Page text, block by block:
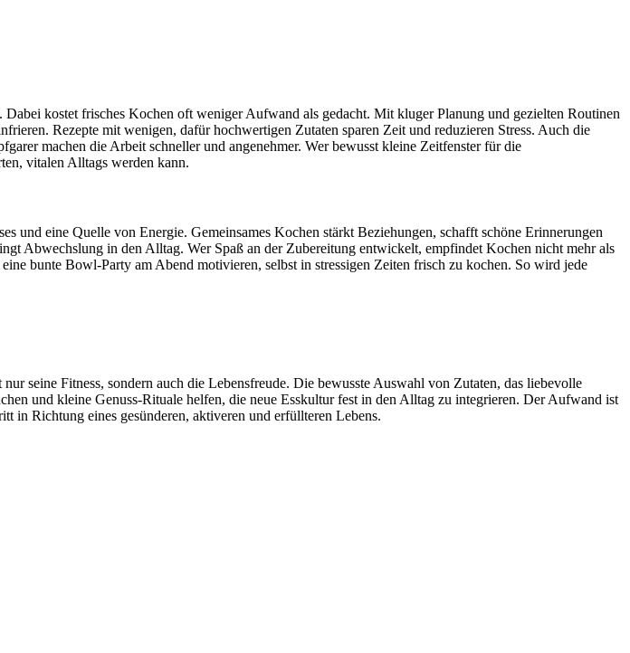
kostet frisches Kochen oft weniger Aufwand als gedacht. Mit kluger Planung und gezielten Routinen
Rezepte mit wenigen, dafür hochwertigen Zutaten sparen Zeit und reduzieren Stress. Auch die
machen die Arbeit schneller und angenehmer. Wer bewusst kleine Zeitfenster für die
vitalen Alltags werden kann.
und eine Quelle von Energie. Gemeinsames Kochen stärkt Beziehungen, schafft schöne Erinnerungen
Abwechslung in den Alltag. Wer Spaß an der Zubereitung entwickelt, empfindet Kochen nicht mehr als
bunte Bowl-Party am Abend motivieren, selbst in stressigen Zeiten frisch zu kochen. So wird jede
seine Fitness, sondern auch die Lebensfreude. Die bewusste Auswahl von Zutaten, das liebevolle
und kleine Genuss-Rituale helfen, die neue Esskultur fest in den Alltag zu integrieren. Der Aufwand ist
in Richtung eines gesünderen, aktiveren und erfüllteren Lebens.